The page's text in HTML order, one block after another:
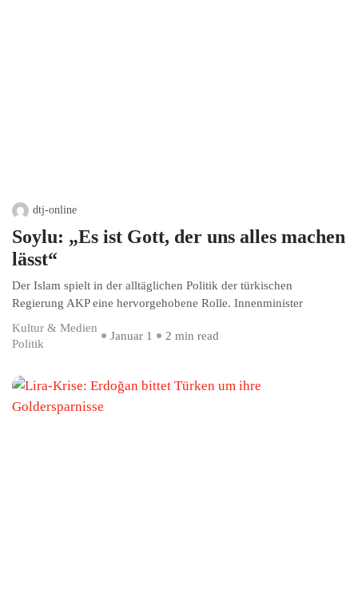
dtj-online
Soylu: „Es ist Gott, der uns alles machen
lässt“
Der Islam spielt in der alltäglichen Politik der türkischen
Regierung AKP eine hervorgehobene Rolle. Innenminister
Kultur & Medien
Politik
Januar 1 2 min read